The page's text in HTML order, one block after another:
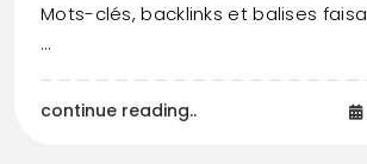
Mots-clés, backlinks et balises
…
continue reading..